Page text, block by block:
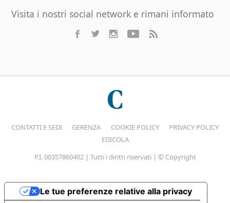
Visita i nostri social network e rimani informato
CONTATTI E SEDI GERENZA COOKIE POLICY
PRIVACY POLICY
EDICOLA
P.I. 00357860402 | Tutti i diritti riservati | © Copyright
Le tue preferenze relative alla privacy